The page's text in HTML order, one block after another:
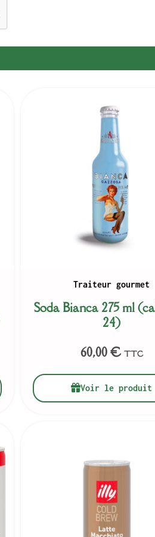
Traiteur gourmet
Soda Bianca 275 ml
24)
60,00€ TTC
Voir le produit